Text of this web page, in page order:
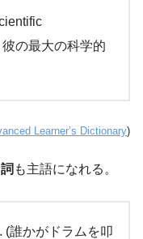
の最大の科学的
Learner’s Dictionary)
も主語になれる。
(誰かがドラムを叩